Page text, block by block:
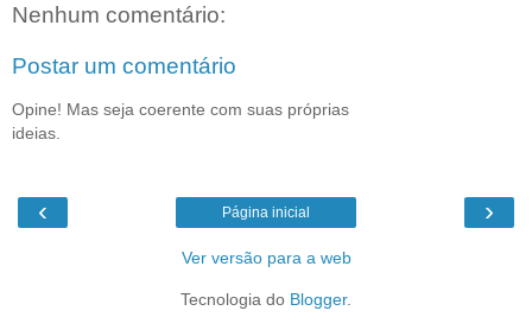
Nenhum comentário:
Postar um comentário
Opine! Mas seja coerente com suas próprias
ideias.
‹ ›
Página inicial
Ver versão para a web
Tecnologia do Blogger.